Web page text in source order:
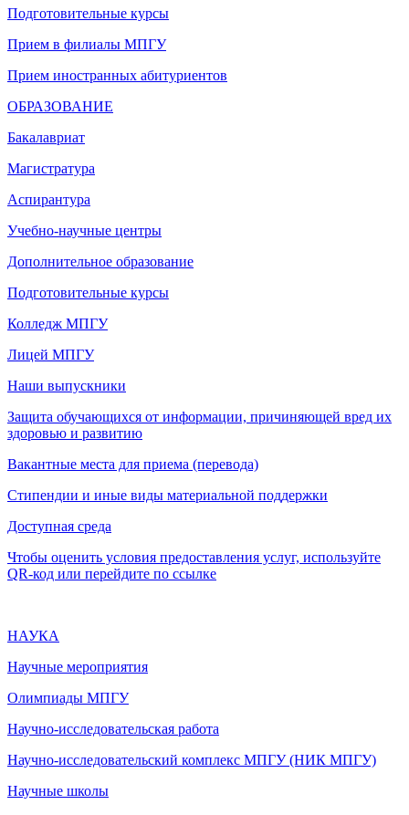
Подготовительные курсы
Прием в филиалы МПГУ
Прием иностранных абитуриентов
ОБРАЗОВАНИЕ
Бакалавриат
Магистратура
Аспирантура
Учебно-научные центры
Дополнительное образование
Подготовительные курсы
Колледж МПГУ
Лицей МПГУ
Наши выпускники
Защита обучающихся от информации, причиняющей вред их
здоровью и развитию
Вакантные места для приема (перевода)
Стипендии и иные виды материальной поддержки
Доступная среда
Чтобы оценить условия предоставления услуг, используйте
QR-код или перейдите по ссылке
НАУКА
Научные мероприятия
Олимпиады МПГУ
Научно-исследовательская работа
Научно-исследовательский комплекс МПГУ (НИК МПГУ)
Научные школы